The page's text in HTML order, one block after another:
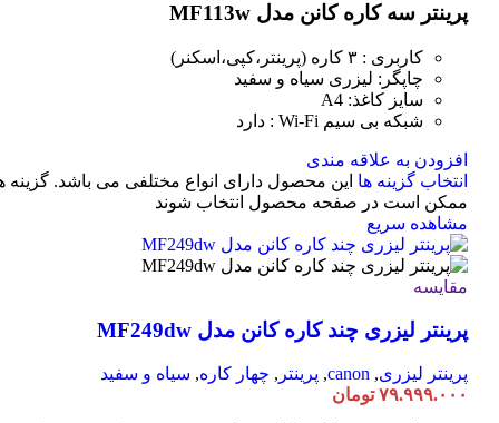
پرینتر سه کاره کانن مدل MF113w
کاربری : ۳ کاره (پرینتر،کپی،اسکنر)
چاپگر: لیزری سیاه و سفید
سایز کاغذ: A4
شبکه بی سیم Wi-Fi : دارد
افزودن به علاقه مندی
انتخاب گزینه ها این محصول دارای انواع مختلفی می باشد. گزینه
ممکن است در صفحه محصول انتخاب شوند
مشاهده سریع
مقایسه
پرینتر لیزری چند کاره کانن مدل MF249dw
پرینتر لیزری,
canon
, پرینتر , چهار کاره, سیاه و سفید
۷۹.۹۹۹.۰۰۰ تومان